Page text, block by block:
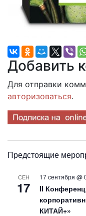
Добавить
Для отправки
авторизоваться.
Предстоящие
СЕН
17
17 сентября @
II
КИТАЙ+»